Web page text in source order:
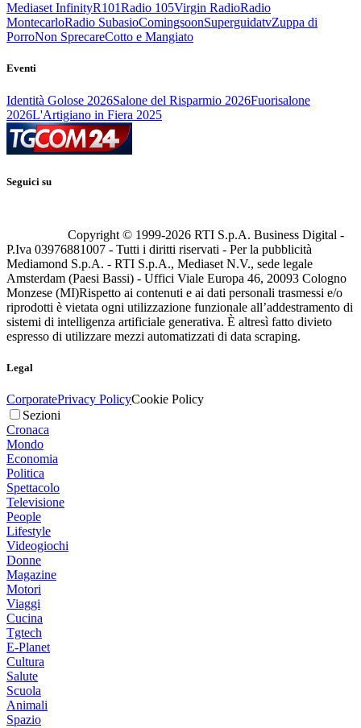
Mediaset InfinityR101Radio 105Virgin RadioRadio
MontecarloRadio SubasioComingsoonSuperguidatvZuppa di
PorroNon SprecareCotto e Mangiato
Eventi
Identità Golose 2026Salone del Risparmio 2026Fuorisalone
2026L'Artigiano in Fiera 2025
Seguici su
Copyright © 1999-2026 RTI S.p.A. Business Digital -
P.Iva 03976881007 - Tutti i diritti riservati - Per la pubblicità
Mediamond S.p.A. - RTI S.p.A., Mediaset N.V., sede legale
Amsterdam (Paesi Bassi) - Uffici Viale Europa 46, 20093 Cologno
Monzese (MI)Rispetto ai contenuti e ai dati personali trasmessi e/o
riprodotti è vietata ogni utilizzazione funzionale all’addestramento di
sistemi di intelligenza artificiale generativa. È altresì fatto divieto
espresso di utilizzare mezzi automatizzati di data scraping.
Legal
CorporatePrivacy PolicyCookie Policy
Sezioni
Cronaca
Mondo
Economia
Politica
Spettacolo
Televisione
People
Lifestyle
Videogiochi
Donne
Magazine
Motori
Viaggi
Cucina
Tgtech
E-Planet
Cultura
Salute
Scuola
Animali
Spazio